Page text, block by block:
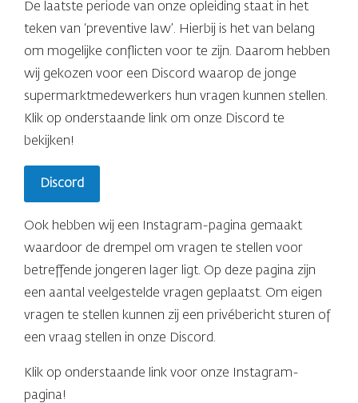
De laatste periode van onze opleiding staat in het
teken van ‘preventive law’. Hierbij is het van belang
om mogelijke conflicten voor te zijn. Daarom hebben
wij gekozen voor een Discord waarop de jonge
supermarktmedewerkers hun vragen kunnen stellen.
Klik op onderstaande link om onze Discord te
bekijken!
Discord
Ook hebben wij een Instagram-pagina gemaakt
waardoor de drempel om vragen te stellen voor
betreffende jongeren lager ligt. Op deze pagina zijn
een aantal veelgestelde vragen geplaatst. Om eigen
vragen te stellen kunnen zij een privébericht sturen of
een vraag stellen in onze Discord.
Klik op onderstaande link voor onze Instagram-
pagina!